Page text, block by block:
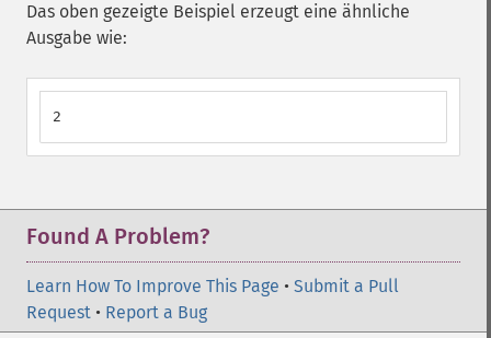
Das oben gezeigte Beispiel erzeugt eine ähnliche
Ausgabe wie:
2
Found A Problem?
Learn How To Improve This Page • Submit a Pull
Request • Report a Bug